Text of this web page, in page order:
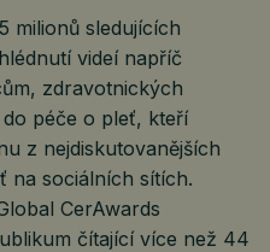
milionů sledujících
videí napříč
zdravotnických
péče o pleť, kteří
z nejdiskutovanějších
na sociálních sítích.
CerAwards
čítající více než 44